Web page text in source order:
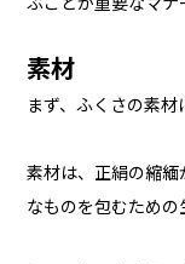
ぶことが重要なマナ
素材
まず、ふくさの素材
素材は、正絹の縮
なものを包むための